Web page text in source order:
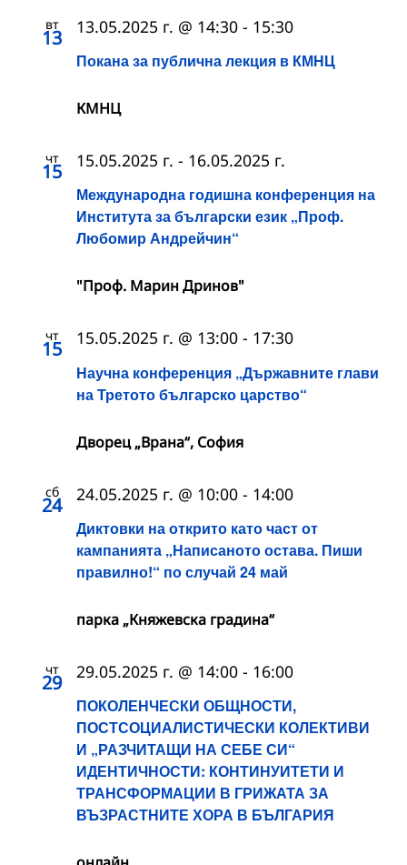
вт
13
Покана за публична лекция в КМНЦ
13.05.2025 г. @ 14:30 - 15:30
КМНЦ
чт
15
Международна годишна конференция на
Института за български език „Проф.
Любомир Андрейчин“
15.05.2025 г. - 16.05.2025 г.
"Проф. Марин Дринов"
чт
15
Научна конференция „Държавните глави
на Третото българско царство“
15.05.2025 г. @ 13:00 - 17:30
Дворец „Врана“, София
сб
24
Диктовки на открито като част от
кампанията „Написаното остава. Пиши
правилно!“ по случай 24 май
24.05.2025 г. @ 10:00 - 14:00
парка „Княжевска градина“
чт
29
ПОКОЛЕНЧЕСКИ ОБЩНОСТИ,
ПОСТСОЦИАЛИСТИЧЕСКИ КОЛЕКТИВИ
И „РАЗЧИТАЩИ НА СЕБЕ СИ“
ИДЕНТИЧНОСТИ: КОНТИНУИТЕТИ И
ТРАНСФОРМАЦИИ В ГРИЖАТА ЗА
ВЪЗРАСТНИТЕ ХОРА В БЪЛГАРИЯ
29.05.2025 г. @ 14:00 - 16:00